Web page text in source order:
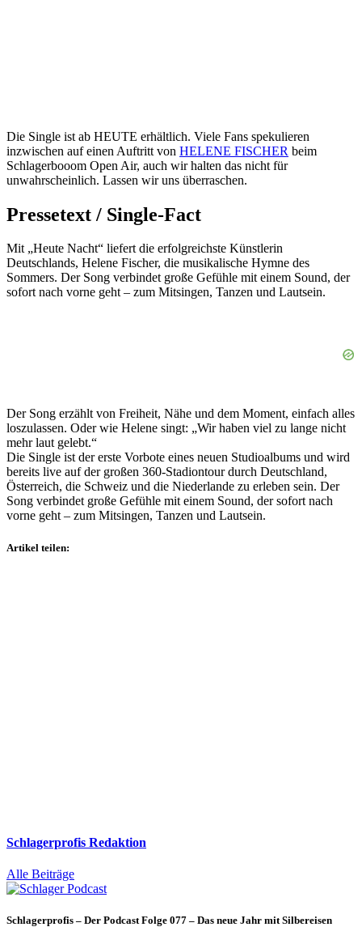
Die Single ist ab HEUTE erhältlich. Viele Fans spekulieren
inzwischen auf einen Auftritt von HELENE FISCHER beim
Schlagerbooom Open Air, auch wir halten das nicht für
unwahrscheinlich. Lassen wir uns überraschen.
Pressetext / Single-Fact
Mit „Heute Nacht“ liefert die erfolgreichste Künstlerin
Deutschlands, Helene Fischer, die musikalische Hymne des
Sommers. Der Song verbindet große Gefühle mit einem Sound, der
sofort nach vorne geht – zum Mitsingen, Tanzen und Lautsein.
Der Song erzählt von Freiheit, Nähe und dem Moment, einfach alles
loszulassen. Oder wie Helene singt: „Wir haben viel zu lange nicht
mehr laut gelebt.“
Die Single ist der erste Vorbote eines neuen Studioalbums und wird
bereits live auf der großen 360-Stadiontour durch Deutschland,
Österreich, die Schweiz und die Niederlande zu erleben sein. Der
Song verbindet große Gefühle mit einem Sound, der sofort nach
vorne geht – zum Mitsingen, Tanzen und Lautsein.
Artikel teilen:
Schlagerprofis Redaktion
Alle Beiträge
Schlagerprofis – Der Podcast Folge 077 – Das neue Jahr mit Silbereisen